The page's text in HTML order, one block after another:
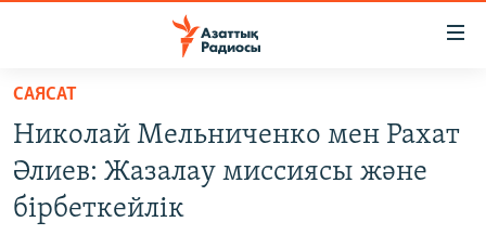
Skip
main
content
SkipAZATTYQTV
САЯСАТ
Николай Мельниченко мен Рахат
Әлиев: Жазалау миссиясы және
бірбеткейлік